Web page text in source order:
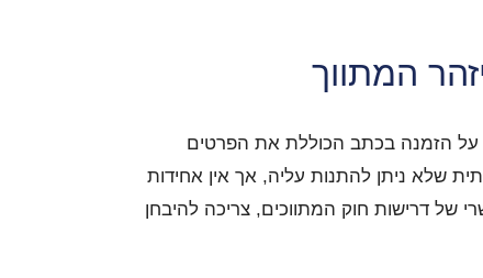
המתווך
הלקוח על הזמנה בכתב הכוללת את הפרטים
שלא ניתן להתנות עליה, אך אין אחידות
דרישות חוק המתווכים, צריכה להיבחן